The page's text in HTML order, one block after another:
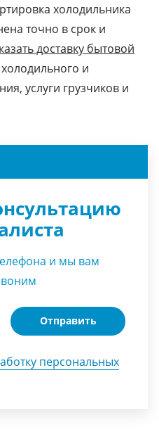
холодильника
точно в срок и
доставку бытовой
и
услуги грузчиков и
и мы вам
Отправить
персональных